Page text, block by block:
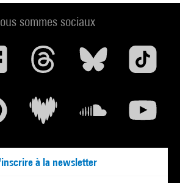
sommes sociaux
à la newsletter